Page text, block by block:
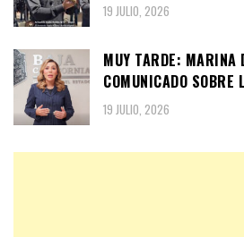
19 JULIO, 2026
MUY TARDE: MARINA
COMUNICADO SOBRE
19 JULIO, 2026